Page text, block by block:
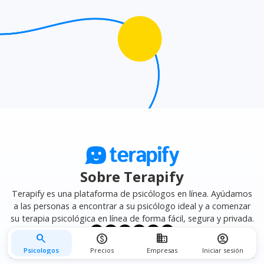
search
Psicologos
monetization_on
Precios
business
Empresas
account_circle
Iniciar sesión
Sobre Terapify
Terapify es una plataforma de psicólogos en línea. Ayúdamos
a las personas a encontrar a su psicólogo ideal y a comenzar
su terapia psicológica en línea de forma fácil, segura y privada.